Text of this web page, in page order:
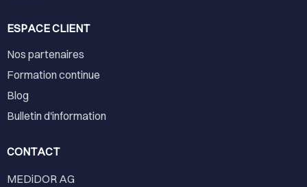
ESPACE CLIENT
Nos partenaires
Formation continue
Blog
Bulletin d'information
CONTACT
MEDiDOR AG